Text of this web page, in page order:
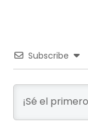
Subscribe